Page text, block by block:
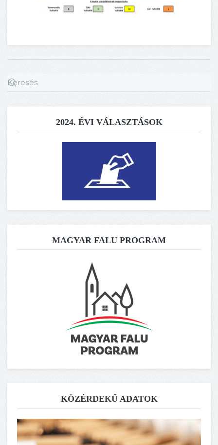
2024. ÉVI VÁLASZTÁSOK
MAGYAR FALU PROGRAM
KÖZÉRDEKŰ ADATOK